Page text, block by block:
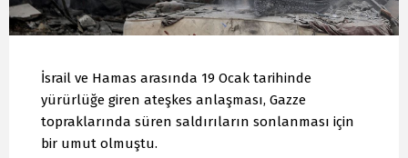
İsrail ve Hamas arasında 19 Ocak tarihinde
yürürlüğe giren ateşkes anlaşması, Gazze
topraklarında süren saldırıların sonlanması için
bir umut olmuştu.